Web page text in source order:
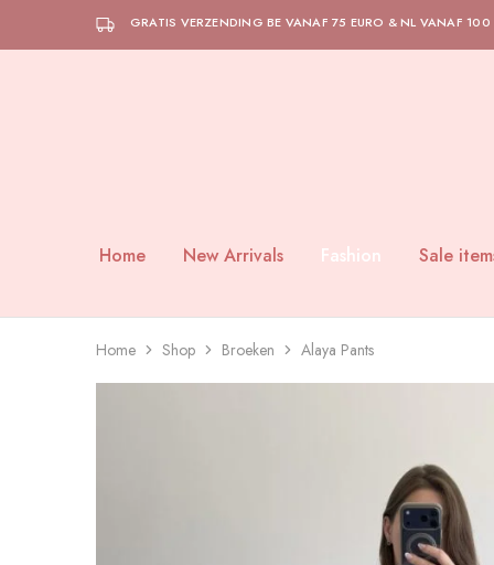
GRATIS VERZENDING BE VANAF 75 EURO & NL VANAF 100
Home New Arrivals Fashion Sale
Home Shop Broeken Alaya Pants